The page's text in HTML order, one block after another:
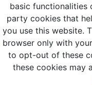
basic functionalities
party cookies that
you use this website.
browser only with
to opt-out of these
these cookies may